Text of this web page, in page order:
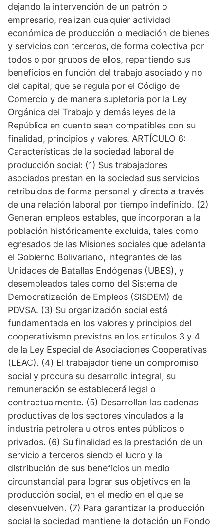
dejando la intervención de un patrón o
empresario, realizan cualquier actividad
económica de producción o mediación de bienes
y servicios con terceros, de forma colectiva por
todos o por grupos de ellos, repartiendo sus
beneficios en función del trabajo asociado y no
del capital; que se regula por el Código de
Comercio y de manera supletoria por la Ley
Orgánica del Trabajo y demás leyes de la
República en cuento sean compatibles con su
finalidad, principios y valores. ARTÍCULO 6:
Características de la sociedad laboral de
producción social: (1) Sus trabajadores
asociados prestan en la sociedad sus servicios
retribuidos de forma personal y directa a través
de una relación laboral por tiempo indefinido. (2)
Generan empleos estables, que incorporan a la
población históricamente excluida, tales como
egresados de las Misiones sociales que adelanta
el Gobierno Bolivariano, integrantes de las
Unidades de Batallas Endógenas (UBES), y
desempleados tales como del Sistema de
Democratización de Empleos (SISDEM) de
PDVSA. (3) Su organización social está
fundamentada en los valores y principios del
cooperativismo previstos en los artículos 3 y 4
de la Ley Especial de Asociaciones Cooperativas
(LEAC). (4) El trabajador tiene un compromiso
social y procura su desarrollo integral, su
remuneración se establecerá legal o
contractualmente. (5) Desarrollan las cadenas
productivas de los sectores vinculados a la
industria petrolera u otros entes públicos o
privados. (6) Su finalidad es la prestación de un
servicio a terceros siendo el lucro y la
distribución de sus beneficios un medio
circunstancial para lograr sus objetivos en la
producción social, en el medio en el que se
desenvuelven. (7) Para garantizar la producción
social la sociedad mantiene la dotación un Fondo